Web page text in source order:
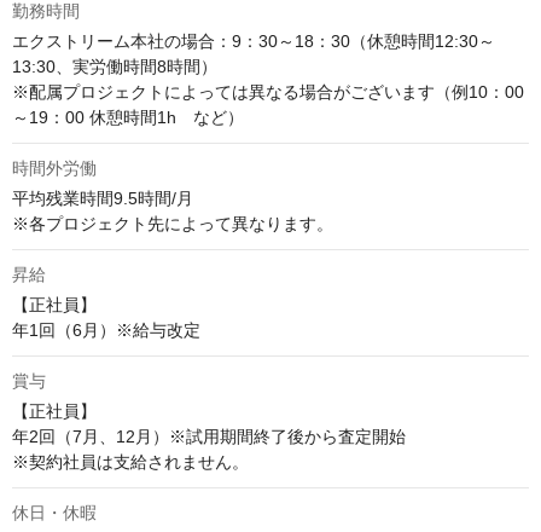
勤務時間
エクストリーム本社の場合：9：30～18：30（休憩時間12:30～
13:30、実労働時間8時間）
※配属プロジェクトによっては異なる場合がございます（例10：00
～19：00 休憩時間1h　など）
時間外労働
平均残業時間9.5時間/月
※各プロジェクト先によって異なります。
昇給
【正社員】
年1回（6月）※給与改定
賞与
【正社員】
年2回（7月、12月）※試用期間終了後から査定開始
※契約社員は支給されません。
休日・休暇